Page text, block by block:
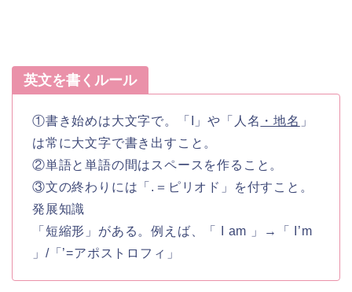
英文を書くルール
①書き始めは大文字で。「I」や「人名 ・地名 」
は常に大文字で書き出すこと。
②単語と単語の間はスペースを作ること。
③文の終わりには「.＝ピリオド」を付すこと。
発展知識
「短縮形」がある。例えば、「 I am 」→「 I’m
」/「’=アポストロフィ」